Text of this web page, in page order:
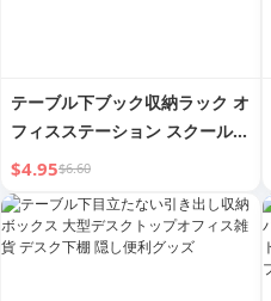
テーブル下ブック収納ラック オ
フィスステーション スクールバ
ッグ スナック handyガジェッ
ト ドミトリーグッドグッズ収納
バッグ収納ボックス
$4.95$6.60